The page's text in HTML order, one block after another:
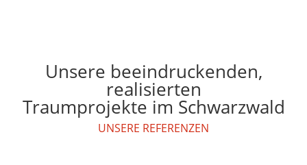
Unsere beeindruckenden,
realisierten
Traumprojekte im Schwarzwald
UNSERE REFERENZEN